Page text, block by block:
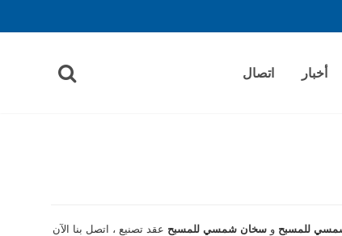
أخبار اتصال
للمسبح وسخان شمسي للمسبح عقد تصنيع ، اتصل بنا الآن